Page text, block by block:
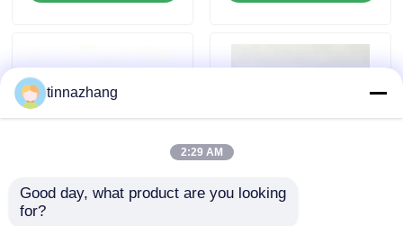
Kauçuk yağ keçesi
Otomotiv petrol mühürler
Kamyon Yağ Contaları
FKM75 Kauçuk Mühür.
tinnazhang
2:29 AM
Good day, what product are you looking
for?